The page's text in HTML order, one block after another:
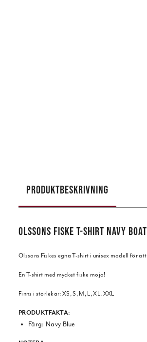
PRODUKTBESKRIVNING
OLSSONS FISKE T-SHIRT NAVY
Olssons Fiskes egna T-shirt i unisex modell för
En T-shirt med mycket fiske mojo!
Finns i storlekar:XS, S, M, L, XL, XXL
PRODUKTFAKTA:
Färg: Navy Blue